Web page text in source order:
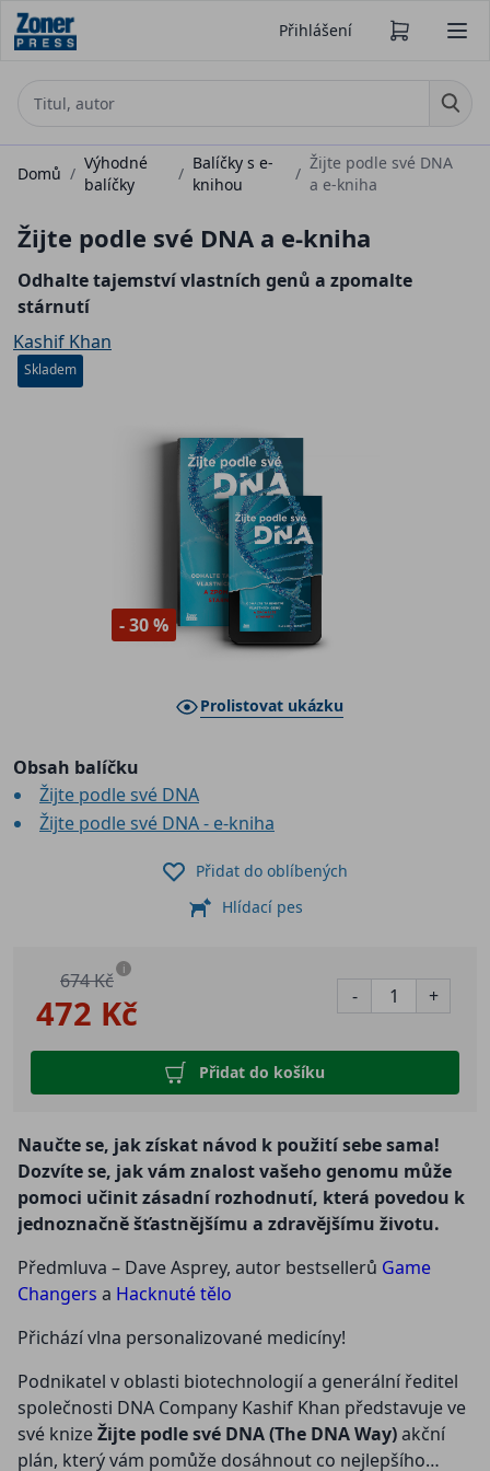
Přihlášení
Domů /
Výhodné
balíčky
/
Balíčky s e-
knihou
/
Žijte podle své DNA
a e-kniha
Žijte podle své DNA a e-kniha
Odhalte tajemství vlastních genů a zpomalte
stárnutí
Kashif Khan
Skladem
- 30 %
Prolistovat ukázku
Obsah balíčku
Žijte podle své DNA
Žijte podle své DNA - e-kniha
472 Kč
674 Kč i
- +
Přidat do košíku
Přidat do oblíbených
Hlídací pes
Naučte se, jak získat návod k použití sebe sama!
Dozvíte se, jak vám znalost vašeho genomu může
pomoci učinit zásadní rozhodnutí, která povedou k
jednoznačně šťastnějšímu a zdravějšímu životu.
Předmluva – Dave Asprey, autor bestsellerů Game
Changers a Hacknuté tělo
Přichází vlna personalizované medicíny!
Podnikatel v oblasti biotechnologií a generální ředitel
společnosti DNA Company Kashif Khan představuje ve
své knizeŽijte podle své DNA (The DNA Way)akční
plán, který vám pomůže dosáhnout co nejlepšího